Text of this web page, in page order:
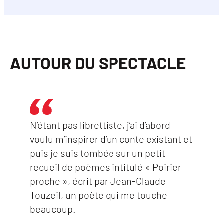
AUTOUR DU SPECTACLE
N’étant pas librettiste, j’ai d’abord
voulu m’inspirer d’un conte existant et
puis je suis tombée sur un petit
recueil de poèmes intitulé « Poirier
proche », écrit par Jean-Claude
Touzeil, un poète qui me touche
beaucoup.